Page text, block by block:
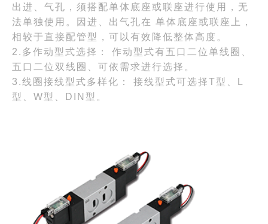
出进、气孔，须搭配单体底座或联座进行使用，无
法单独使用。因进、出气孔在 单体底座或联座上，
相较于直接配管型，可以有效降低整体高度。
2.多作动型式选择： 作动型式有五口二位单线圈、
五口二位双线圈、可依需求进行选择。
3.线圈接线型式多样化： 接线型式可选择T型、L
型、W型、DIN型。